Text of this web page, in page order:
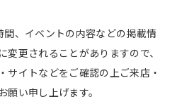
、イベントの内容などの掲載情
変更されることがありますので、
サイトなどをご確認の上ご来店・
願い申し上げます。